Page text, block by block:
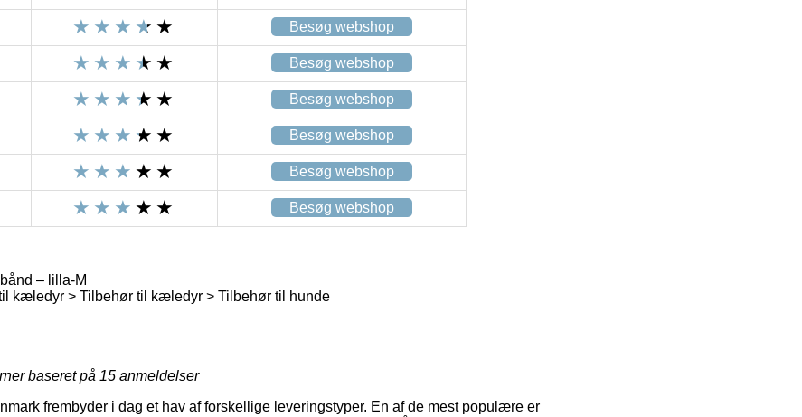
Besøg webshop
Besøg webshop
Besøg webshop
Besøg webshop
Besøg webshop
Besøg webshop
– lilla-M
kæledyr > Tilbehør til kæledyr > Tilbehør til hunde
baseret på 15 anmeldelser
frembyder i dag et hav af forskellige leveringstyper. En af de mest populære er